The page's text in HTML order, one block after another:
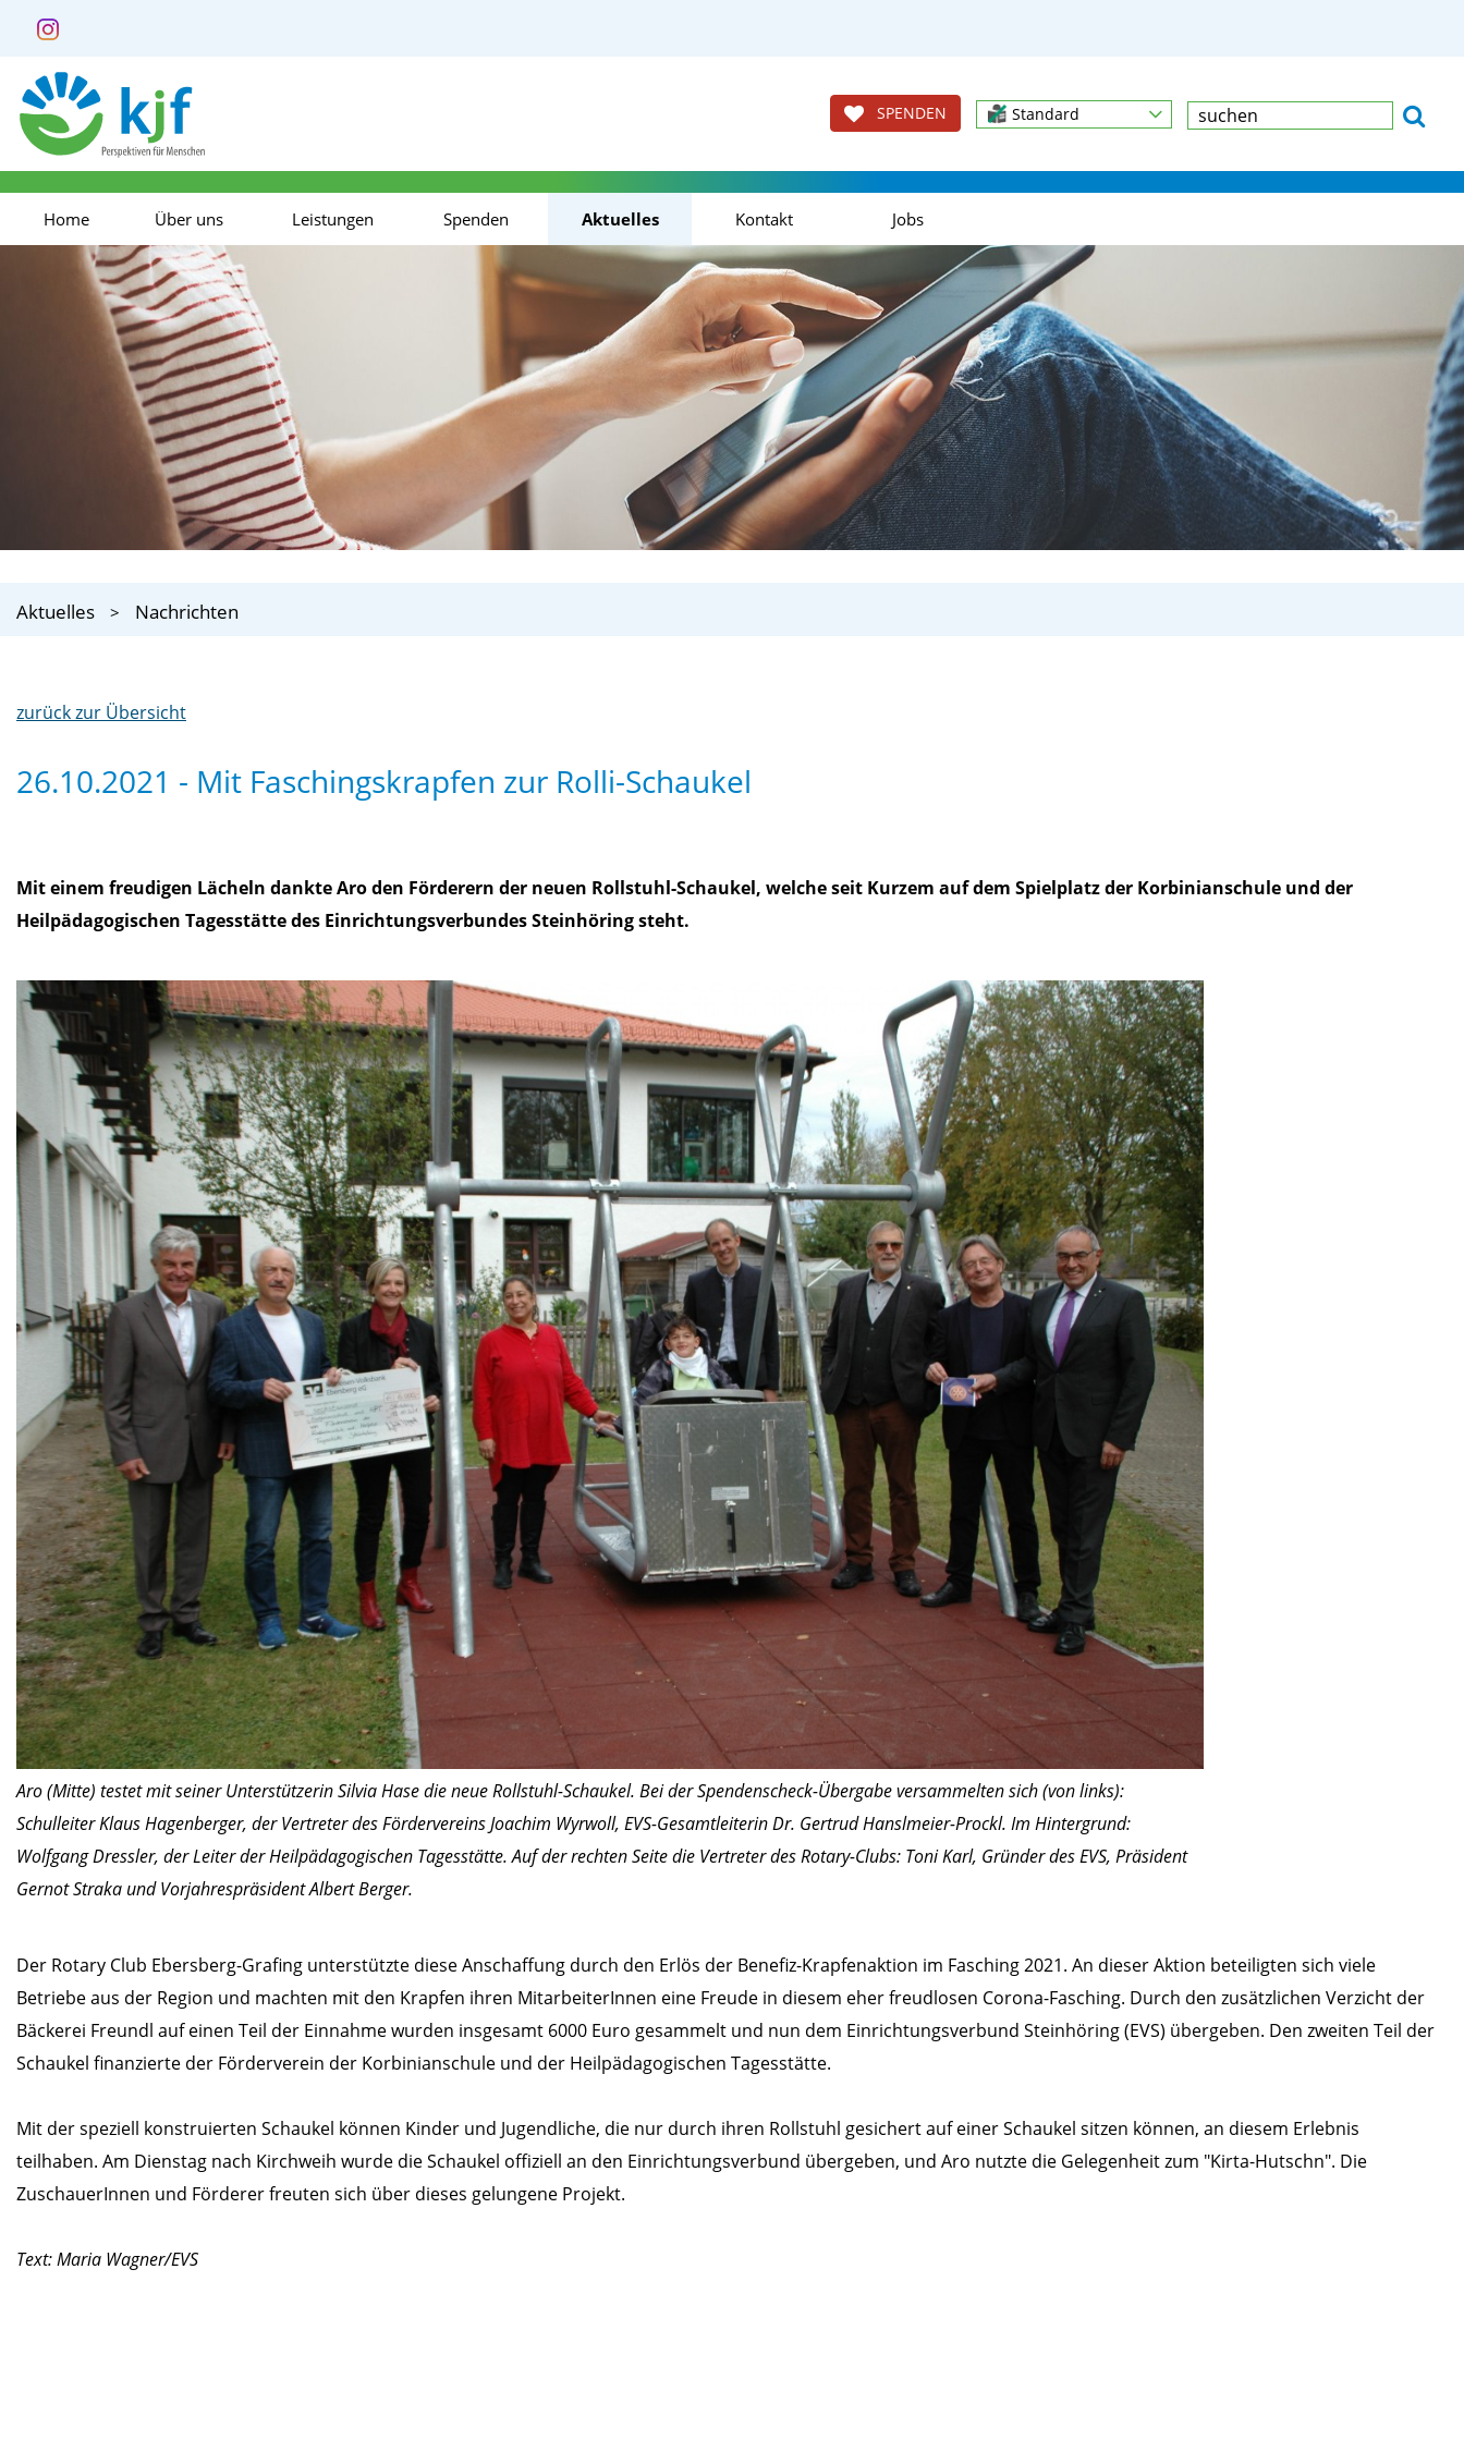
SPENDEN Standard
Home Über uns Leistungen Spenden Aktuelles Kontakt Jobs
Aktuelles Nachrichten
zurück zur Übersicht
26.10.2021 - Mit Faschingskrapfen zur Rolli-Schaukel
Mit einem freudigen Lächeln dankte Aro den Förderern der neuen Rollstuhl-Schaukel, welche seit Kurzem auf dem Spielplatz der Korbinianschule und der
Heilpädagogischen Tagesstätte des Einrichtungsverbundes Steinhöring steht.
Aro (Mitte) testet mit seiner Unterstützerin Silvia Hase die neue Rollstuhl-Schaukel. Bei der Spendenscheck-Übergabe versammelten sich (von links):
Schulleiter Klaus Hagenberger, der Vertreter des Fördervereins Joachim Wyrwoll, EVS-Gesamtleiterin Dr. Gertrud Hanslmeier-Prockl. Im Hintergrund:
Wolfgang Dressler, der Leiter der Heilpädagogischen Tagesstätte. Auf der rechten Seite die Vertreter des Rotary-Clubs: Toni Karl, Gründer des EVS, Präsident
Gernot Straka und Vorjahrespräsident Albert Berger.
Der Rotary Club Ebersberg-Grafing unterstützte diese Anschaffung durch den Erlös der Benefiz-Krapfenaktion im Fasching 2021. An dieser Aktion beteiligten sich viele
Betriebe aus der Region und machten mit den Krapfen ihren MitarbeiterInnen eine Freude in diesem eher freudlosen Corona-Fasching. Durch den zusätzlichen Verzicht der
Bäckerei Freundl auf einen Teil der Einnahme wurden insgesamt 6000 Euro gesammelt und nun dem Einrichtungsverbund Steinhöring (EVS) übergeben. Den zweiten Teil der
Schaukel finanzierte der Förderverein der Korbinianschule und der Heilpädagogischen Tagesstätte.
Mit der speziell konstruierten Schaukel können Kinder und Jugendliche, die nur durch ihren Rollstuhl gesichert auf einer Schaukel sitzen können, an diesem Erlebnis
teilhaben. Am Dienstag nach Kirchweih wurde die Schaukel offiziell an den Einrichtungsverbund übergeben, und Aro nutzte die Gelegenheit zum "Kirta-Hutschn". Die
ZuschauerInnen und Förderer freuten sich über dieses gelungene Projekt.
Text: Maria Wagner/EVS